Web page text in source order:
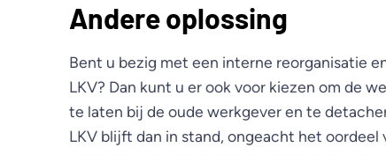
Andere oplossing
Bent u bezig met een interne reorganisatie
LKV? Dan kunt u er ook voor kiezen om de
te laten bij de oude werkgever en te
LKV blijft dan in stand, ongeacht het